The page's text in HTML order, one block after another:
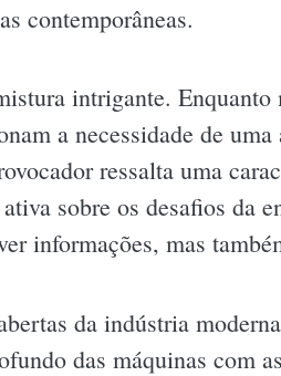
contemporâneas.
intrigante.
a necessidade de
ressalta uma
sobre os desafios da
informações, mas
da indústria
das máquinas com